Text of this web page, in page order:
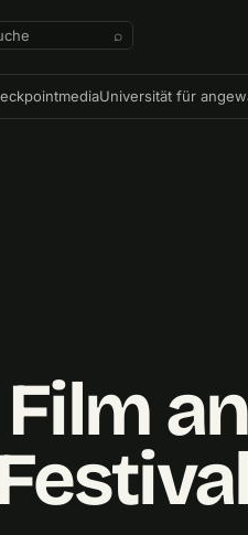
⌕
Universität für